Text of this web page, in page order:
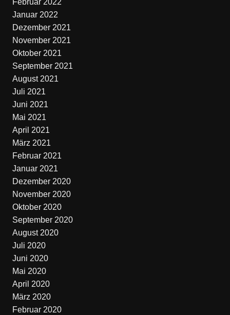
Februar 2022
Januar 2022
Dezember 2021
November 2021
Oktober 2021
September 2021
August 2021
Juli 2021
Juni 2021
Mai 2021
April 2021
März 2021
Februar 2021
Januar 2021
Dezember 2020
November 2020
Oktober 2020
September 2020
August 2020
Juli 2020
Juni 2020
Mai 2020
April 2020
März 2020
Februar 2020